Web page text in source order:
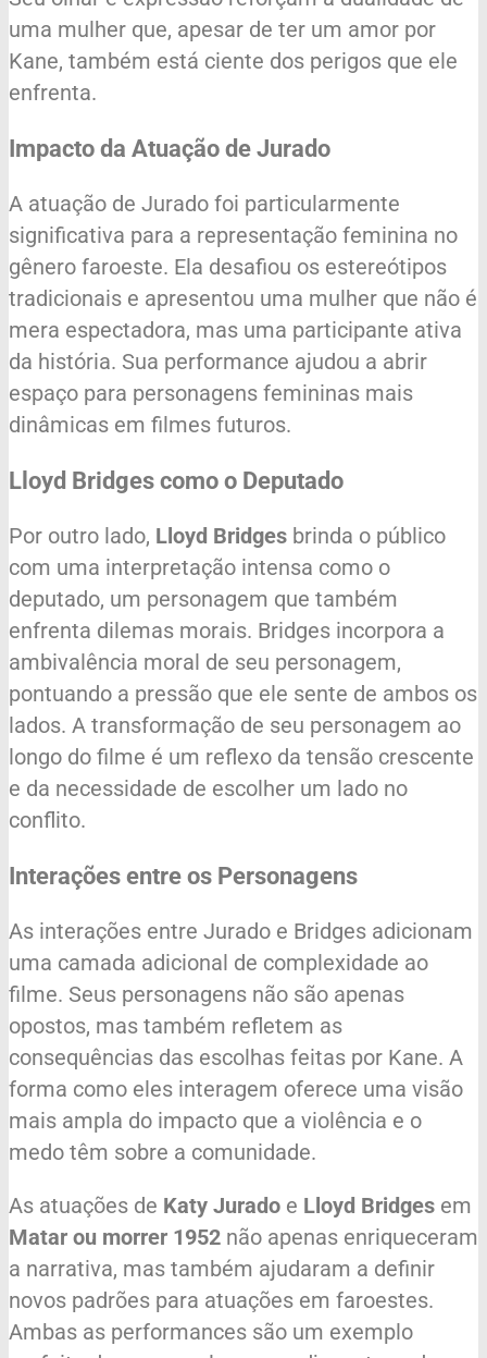
uma mulher que, apesar de ter um amor por
Kane, também está ciente dos perigos que ele
enfrenta.
Impacto da Atuação de Jurado
A atuação de Jurado foi particularmente
significativa para a representação feminina no
gênero faroeste. Ela desafiou os estereótipos
tradicionais e apresentou uma mulher que não é
mera espectadora, mas uma participante ativa
da história. Sua performance ajudou a abrir
espaço para personagens femininas mais
dinâmicas em filmes futuros.
Lloyd Bridges como o Deputado
Por outro lado, Lloyd Bridges brinda o público
com uma interpretação intensa como o
deputado, um personagem que também
enfrenta dilemas morais. Bridges incorpora a
ambivalência moral de seu personagem,
pontuando a pressão que ele sente de ambos os
lados. A transformação de seu personagem ao
longo do filme é um reflexo da tensão crescente
e da necessidade de escolher um lado no
conflito.
Interações entre os Personagens
As interações entre Jurado e Bridges adicionam
uma camada adicional de complexidade ao
filme. Seus personagens não são apenas
opostos, mas também refletem as
consequências das escolhas feitas por Kane. A
forma como eles interagem oferece uma visão
mais ampla do impacto que a violência e o
medo têm sobre a comunidade.
As atuações de Katy Jurado e Lloyd Bridges em
Matar ou morrer 1952 não apenas enriqueceram
a narrativa, mas também ajudaram a definir
novos padrões para atuações em faroestes.
Ambas as performances são um exemplo